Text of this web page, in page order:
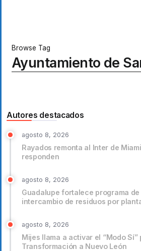
Browse Tag
Ayuntamiento de
Autores destacados
agosto 8, 2026
Rayados remonta al Inter de
responden
agosto 8, 2026
Guadalupe fortalece programa
intercambio de residuos por
agosto 8, 2026
Mijes llama a activar el “Modo Sí”
Transformación a Nuevo León